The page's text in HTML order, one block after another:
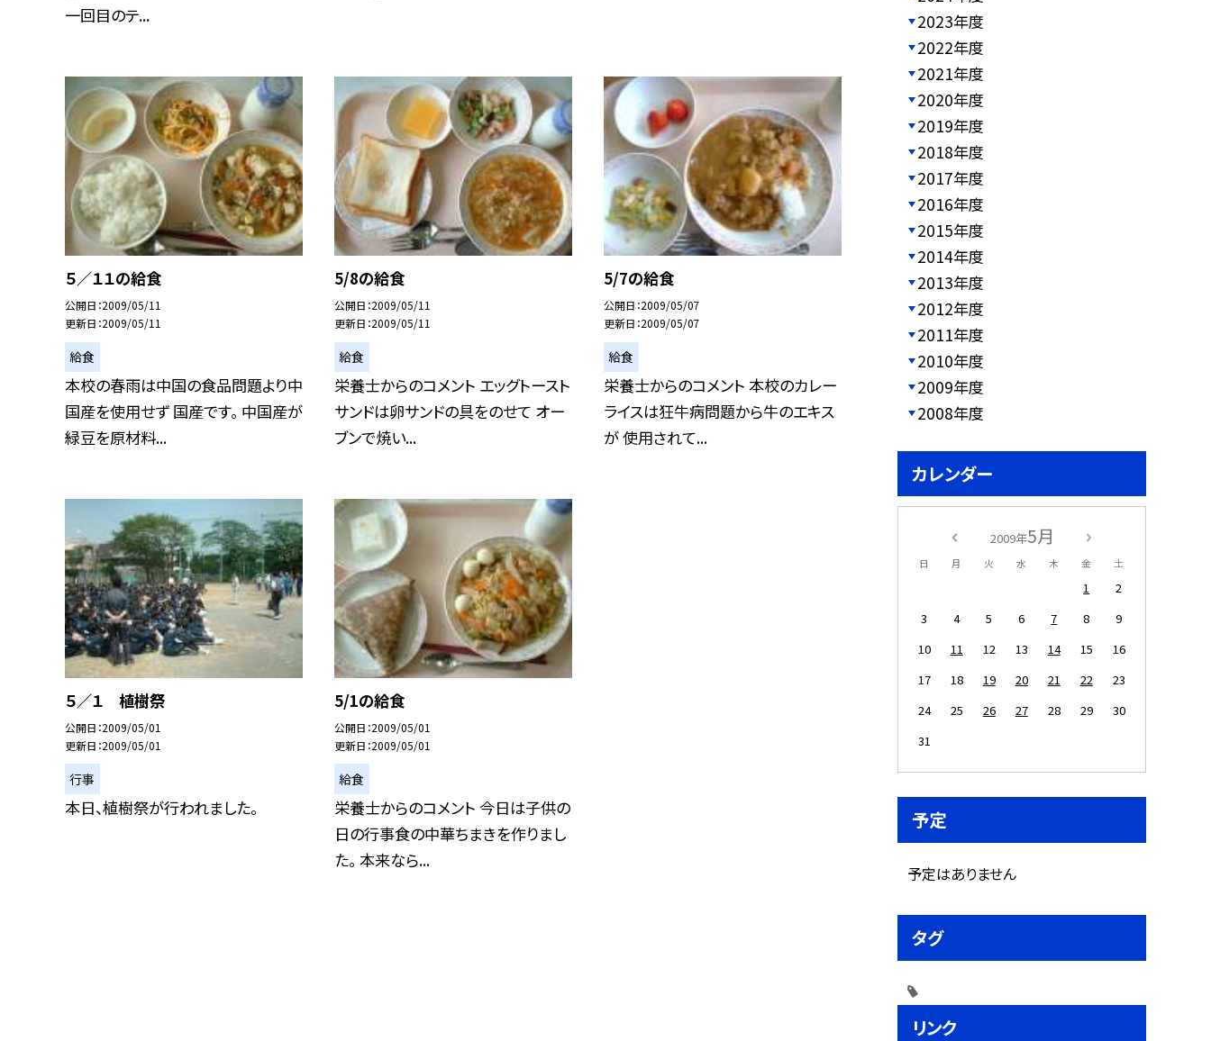
一回目のテ...
５／１１の給食
公開日 2009/05/11
更新日 2009/05/11
給食
本校の春雨は中国の食品問題より中
国産を使用せず 国産です。 中国産が
緑豆を原材料...
5/8の給食
公開日 2009/05/11
更新日 2009/05/11
給食
栄養士からのコメント エッグトースト
サンドは卵サンドの具をのせて オー
ブンで焼い...
5/7の給食
公開日 2009/05/07
更新日 2009/05/07
給食
栄養士からのコメント 本校のカレー
ライスは狂牛病問題から牛のエキス
が 使用されて...
５／１ 植樹祭
公開日 2009/05/01
更新日 2009/05/01
行事
本日、植樹祭が行われました。
5/1の給食
公開日 2009/05/01
更新日 2009/05/01
給食
栄養士からのコメント 今日は子供の
日の行事食の中華ちまきを作りまし
た。 本来なら...
2023年度
2022年度
2021年度
2020年度
2019年度
2018年度
2017年度
2016年度
2015年度
2014年度
2013年度
2012年度
2011年度
2010年度
2009年度
2008年度
カレンダー
2009年5月
日 月 火 水 木 金 土
1
2
3
4 5 6 7 8
9
10
11 12 13 14 15
16
17
18 19 20 21 22
23
24
25 26 27 28 29
30
31
予定
予定はありません
タグ
リンク